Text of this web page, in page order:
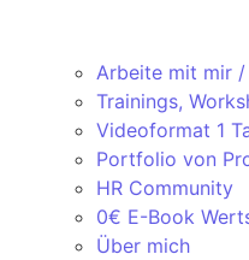
Arbeite mit mir /
Trainings,
Videoformat 1
Portfolio von
HR Community
0€ E-Book
Über mich